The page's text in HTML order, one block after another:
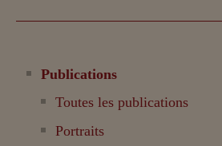
Publications
Toutes les publications
Portraits